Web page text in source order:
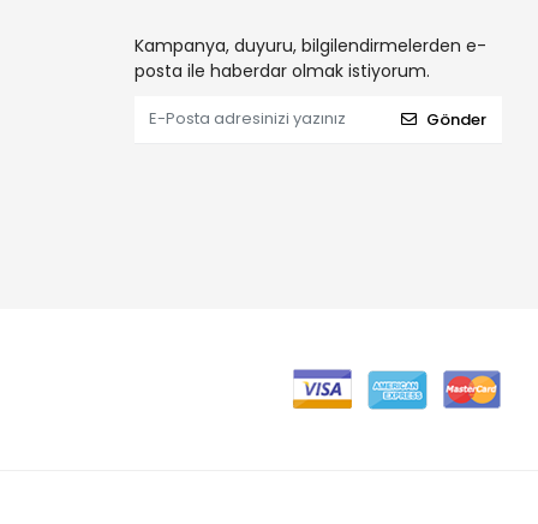
Kampanya, duyuru, bilgilendirmelerden e-
posta ile haberdar olmak istiyorum.
Gönder